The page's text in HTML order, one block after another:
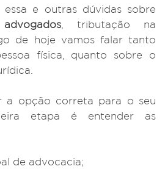
e outras dúvidas sobre
, tributação na
de hoje vamos falar tanto
física, quanto sobre o
a opção correta para o seu
etapa é entender as
de advocacia;